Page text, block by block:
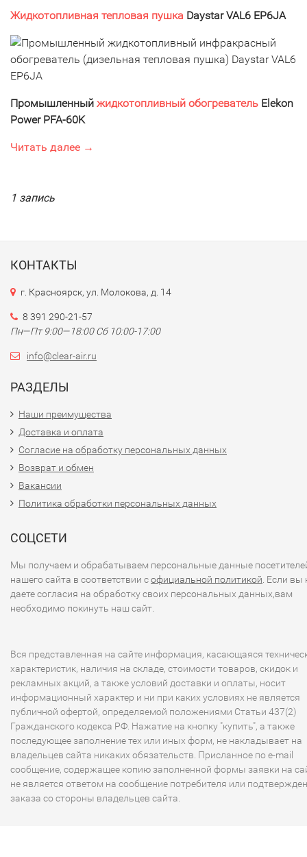
Жидкотопливная тепловая пушка Daystar VAL6 EP6JA
Промышленный жидкотопливный обогреватель Elekon
Power PFA-60K
Читать далее →
1 запись
КОНТАКТЫ
г. Красноярск, ул. Молокова, д. 14
8 391 290-21-57
Пн—Пт 9:00—18:00 Сб 10:00-17:00
info@clear-air.ru
РАЗДЕЛЫ
Наши преимущества
Доставка и оплата
Согласие на обработку персональных данных
Возврат и обмен
Вакансии
Политика обработки персональных данных
СОЦСЕТИ
Мы получаем и обрабатываем персональные данные
нашего сайта в соответствии софициальной политикой . Если вы
даете согласия на обработку своих персональных данных,вам
необходимо покинуть наш сайт.
Вся представленная на сайте информация, касающаяся
характеристик, наличия на складе, стоимости товаров, скидок и
рекламных акций, а также условий доставки и оплаты, носит
информационный характер и ни при каких условиях не является
публичной офертой, определяемой положениями Статьи 437(2)
Гражданского кодекса РФ. Нажатие на кнопку "купить", а также
последующее заполнение тех или иных форм, не накладывает на
владельцев сайта никаких обязательств. Присланное по e-mail
сообщение, содержащее копию заполненной формы заявки на
не является ответом на сообщение потребителя или
заказа со стороны владельцев сайта.